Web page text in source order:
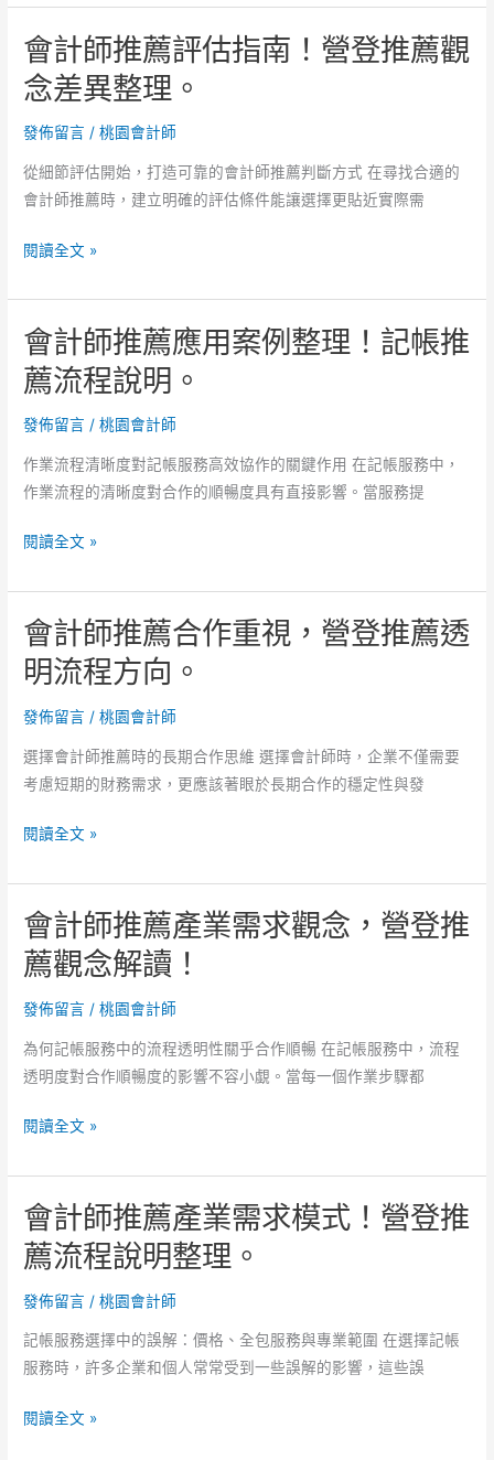
問
觀
察！
師
推
薦
應
用
例
評
營
薦
流
程
結
構
理
會計師推薦評估指南！營登推薦觀
念差異整理。
發佈留言 /桃園會計師
從細節評估開始，打造可靠的會計師推薦判斷方式 在尋找合適的
會計師推薦時，建立明確的評估條件能讓選擇更貼近實際需
會
師
推
薦
評
估
南！
營
推
念
差
異
整
理。
閱讀全文 »
會計師推薦應用案例整理！記帳推
薦流程說明。
發佈留言 /桃園會計師
作業流程清晰度對記帳服務高效協作的關鍵作用 在記帳服務中，
作業流程的清晰度對合作的順暢度具有直接影響。當服務提
會
師
推
薦
應
用
例
整
記
薦
流
程
說
明。
閱讀全文 »
會計師推薦合作重視，營登推薦透
明流程方向。
發佈留言 /桃園會計師
選擇會計師推薦時的長期合作思維 選擇會計師時，企業不僅需要
考慮短期的財務需求，更應該著眼於長期合作的穩定性與發
會
師
推
薦
合
作
視，
營
推
明
流
程
方
向。
閱讀全文 »
會計師推薦產業需求觀念，營登推
薦觀念解讀！
發佈留言 /桃園會計師
為何記帳服務中的流程透明性關乎合作順暢 在記帳服務中，流程
透明度對合作順暢度的影響不容小覷。當每一個作業步驟都
會
師
推
薦
產
業
求
觀
營
閱讀全文 »
會計師推薦產業需求模式！營登推
薦流程說明整理。
發佈留言 /桃園會計師
記帳服務選擇中的誤解：價格、全包服務與專業範圍 在選擇記帳
服務時，許多企業和個人常常受到一些誤解的影響，這些誤
會
閱讀全文 »